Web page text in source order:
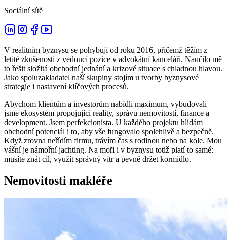
Sociální sítě
V realitním byznysu se pohybuji od roku 2016, přičemž těžím z
letité zkušenosti z vedoucí pozice v advokátní kanceláři. Naučilo mě
to řešit složitá obchodní jednání a krizové situace s chladnou hlavou.
Jako spoluzakladatel naší skupiny stojím u tvorby byznysové
strategie i nastavení klíčových procesů.
Abychom klientům a investorům nabídli maximum, vybudovali
jsme ekosystém propojující reality, správu nemovitostí, finance a
development. Jsem perfekcionista. U každého projektu hlídám
obchodní potenciál i to, aby vše fungovalo spolehlivě a bezpečně.
Když zrovna neřídím firmu, trávím čas s rodinou nebo na kole. Mou
vášní je námořní jachting. Na moři i v byznysu totiž platí to samé:
musíte znát cíl, využít správný vítr a pevně držet kormidlo.
Nemovitosti makléře